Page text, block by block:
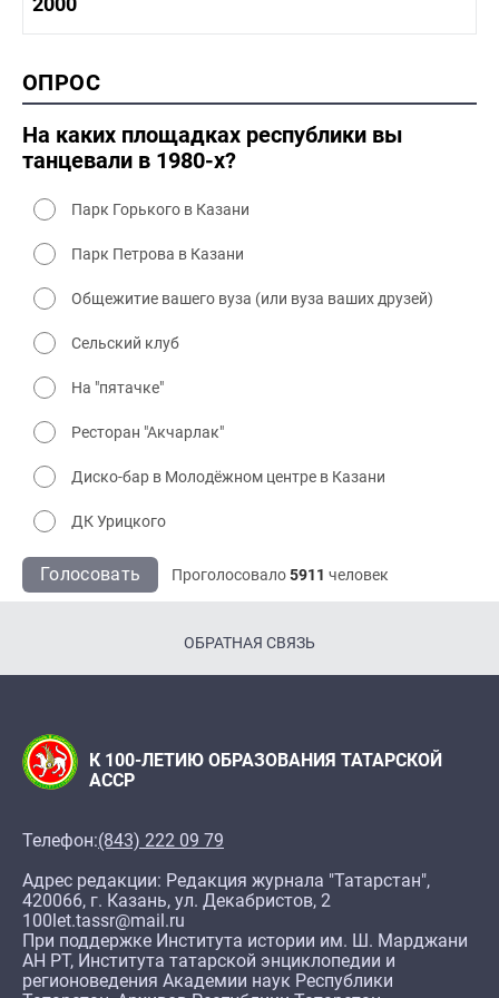
1990-2000 культура
2000 промышленность
2000 культура
ОПРОС
На каких площадках республики вы
танцевали в 1980-х?
Парк Горького в Казани
Парк Петрова в Казани
Общежитие вашего вуза (или вуза ваших друзей)
Сельский клуб
На "пятачке"
Ресторан "Акчарлак"
Диско-бар в Молодёжном центре в Казани
ДК Урицкого
Голосовать Проголосовало5911 человек
ОБРАТНАЯ СВЯЗЬ
К 100-ЛЕТИЮ ОБРАЗОВАНИЯ ТАТАРСКОЙ
АССР
Телефон:(843) 222 09 79
Адрес редакции: Редакция журнала "Татарстан",
420066, г. Казань, ул. Декабристов, 2
100let.tassr@mail.ru
При поддержке Института истории им. Ш. Марджани
АН РТ, Института татарской энциклопедии и
регионоведения Академии наук Республики